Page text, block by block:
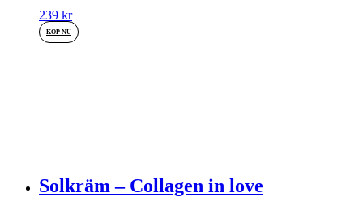
239 kr
KÖP NU
Solkräm – Collagen in love